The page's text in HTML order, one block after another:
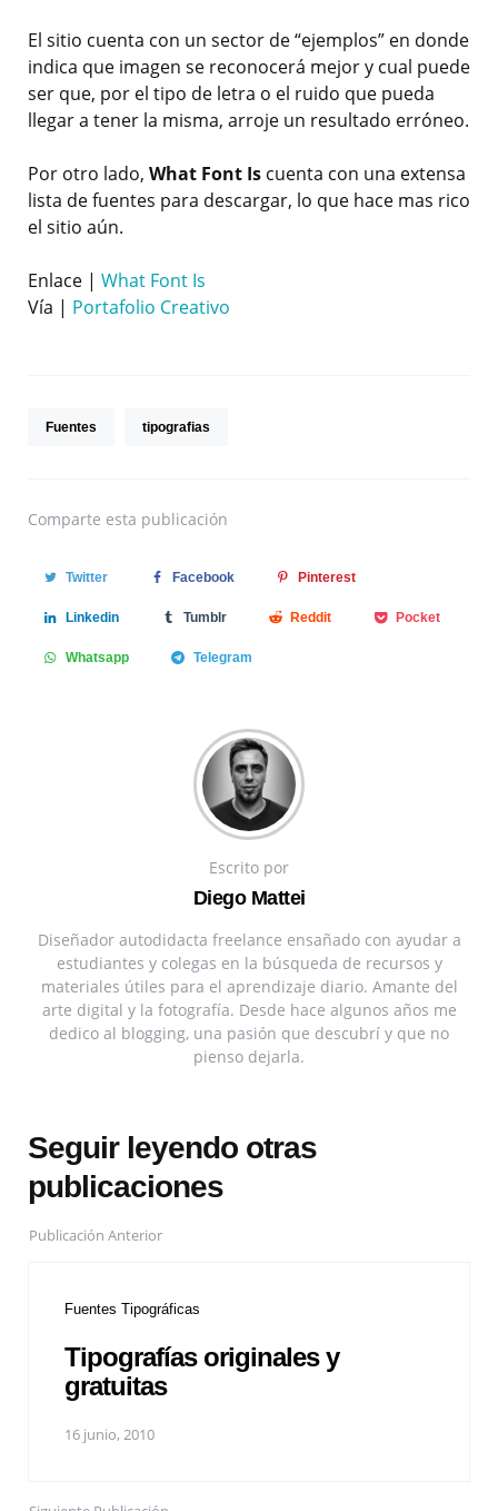
El sitio cuenta con un sector de “ejemplos” en donde
indica que imagen se reconocerá mejor y cual puede
ser que, por el tipo de letra o el ruido que pueda
llegar a tener la misma, arroje un resultado erróneo.
Por otro lado, What Font Is cuenta con una extensa
lista de fuentes para descargar, lo que hace mas rico
el sitio aún.
Enlace | What Font Is
Vía | Portafolio Creativo
Fuentes tipografias
Comparte esta publicación
Twitter Facebook Pinterest
Linkedin Tumblr Reddit Pocket
Whatsapp Telegram
Escrito por
Diego Mattei
Diseñador autodidacta freelance ensañado con ayudar a
estudiantes y colegas en la búsqueda de recursos y
materiales útiles para el aprendizaje diario. Amante del
arte digital y la fotografía. Desde hace algunos años me
dedico al blogging, una pasión que descubrí y que no
pienso dejarla.
Seguir leyendo otras
publicaciones
Publicación Anterior
Fuentes Tipográficas
Tipografías originales y
gratuitas
16 junio, 2010